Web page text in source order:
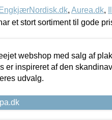
EngkjærNordisk.dk, Aurea.dk,
et stort sortiment til gode
webshop med salg af
er inspireret af den
udvalg.